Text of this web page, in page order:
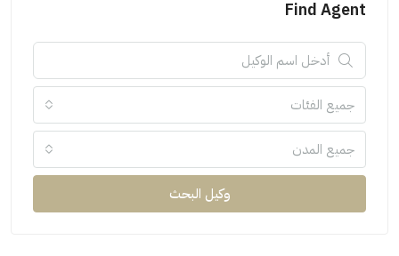
Find Agent
جميع الفئات
جميع المدن
وكيل البحث